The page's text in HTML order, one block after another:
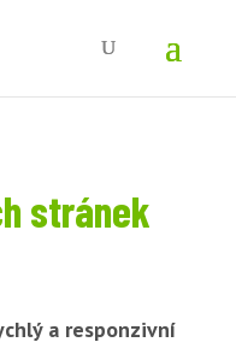
stránek
a responzivní